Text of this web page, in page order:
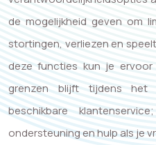
de mogelijkheid geven om
stortingen, verliezen en
deze functies kun je
grenzen blijft tijdens het
beschikbare
ondersteuning en hulp als je